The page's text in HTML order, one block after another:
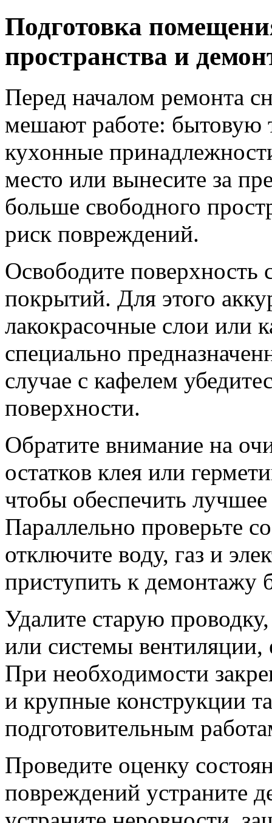
Подготовка
пространства и
Перед началом ремонта
мешают работе: бытовую
кухонные
место или вынесите за
больше свободного
риск повреждений.
Освободите поверхность
покрытий. Для этого
лакокрасочные слои или
специально
случае с кафелем
поверхности.
Обратите внимание на
остатков клея или
чтобы обеспечить
Параллельно проверьте
отключите воду, газ и
приступить к демонтажу
Удалите старую
или системы вентиляции,
При необходимости
и крупные конструкции
подготовительным
Проведите оценку
повреждений устраните